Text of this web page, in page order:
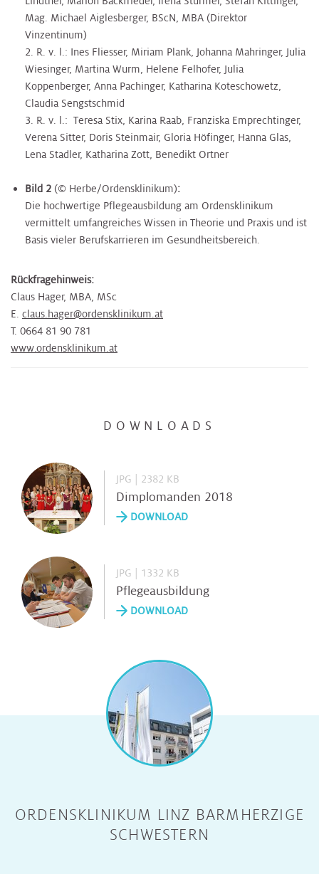
Mag. Michael Aiglesberger, BScN, MBA (Direktor
Vinzentinum)
2. R. v. l.: Ines Fliesser, Miriam Plank, Johanna Mahringer, Julia
Wiesinger, Martina Wurm, Helene Felhofer, Julia
Koppenberger, Anna Pachinger, Katharina Koteschowetz,
Claudia Sengstschmid
3. R. v. l.: Teresa Stix, Karina Raab, Franziska Emprechtinger,
Verena Sitter, Doris Steinmair, Gloria Höfinger, Hanna Glas,
Lena Stadler, Katharina Zott, Benedikt Ortner
Bild 2 (© Herbe/Ordensklinikum):
Die hochwertige Pflegeausbildung am Ordensklinikum
vermittelt umfangreiches Wissen in Theorie und Praxis und ist
Basis vieler Berufskarrieren im Gesundheitsbereich.
Rückfragehinweis:
Claus Hager, MBA, MSc
E. claus.hager@ordensklinikum.at
T. 0664 81 90 781
www.ordensklinikum.at
DOWNLOADS
JPG | 2382 KB
Dimplomanden 2018
DOWNLOAD
JPG | 1332 KB
Pflegeausbildung
DOWNLOAD
ORDENSKLINIKUM LINZ BARMHERZIGE
SCHWESTERN